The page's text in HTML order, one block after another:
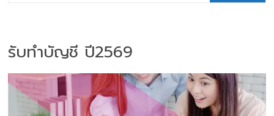
รับทำบัญชี ปี2569